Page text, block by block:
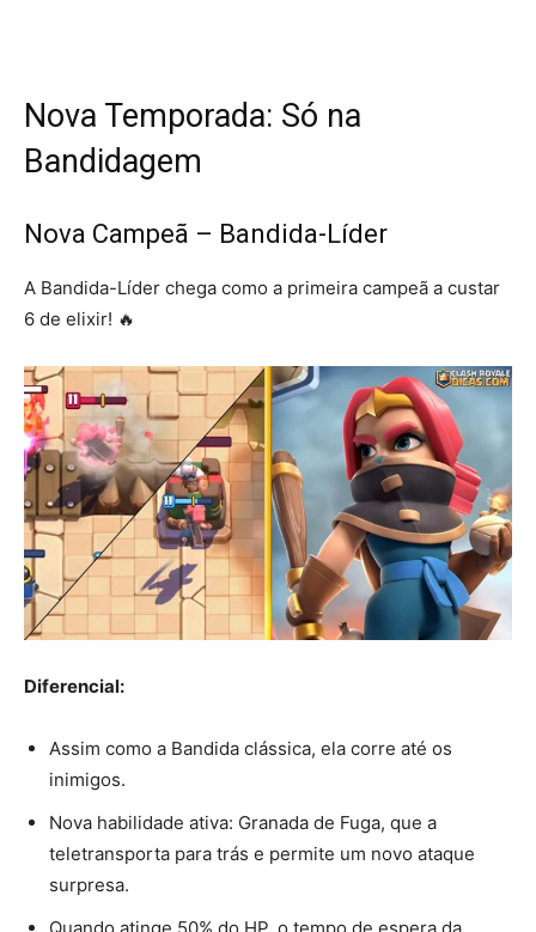
Nova Temporada: Só na
Bandidagem
Nova Campeã – Bandida-Líder
A Bandida-Líder chega como a primeira campeã a custar
6 de elixir! 🔥
Diferencial:
Assim como a Bandida clássica, ela corre até os
inimigos.
Nova habilidade ativa: Granada de Fuga, que a
teletransporta para trás e permite um novo ataque
surpresa.